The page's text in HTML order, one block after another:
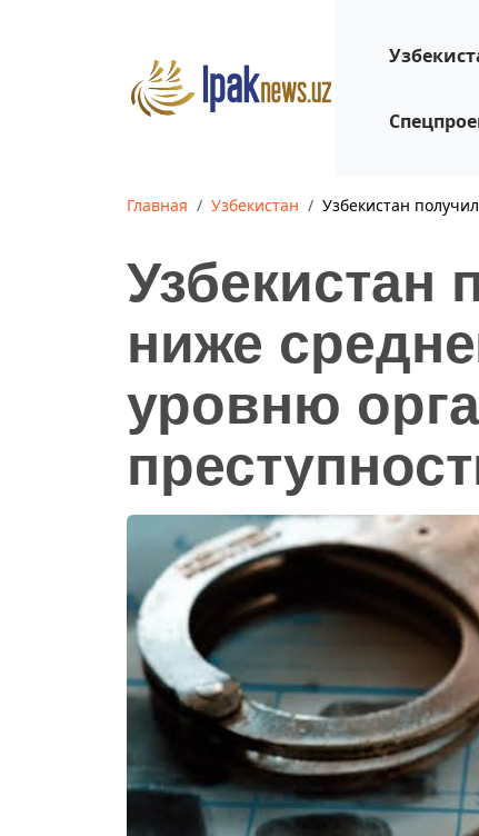
Главная Узбекистан Узбекистан
Узбекистан
ниже
уровню